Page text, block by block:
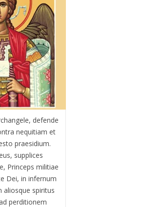
defende
nequitiam et
praesidium.
supplices
Princeps militiae
Dei, in infernum
aliosque spiritus
perditionem